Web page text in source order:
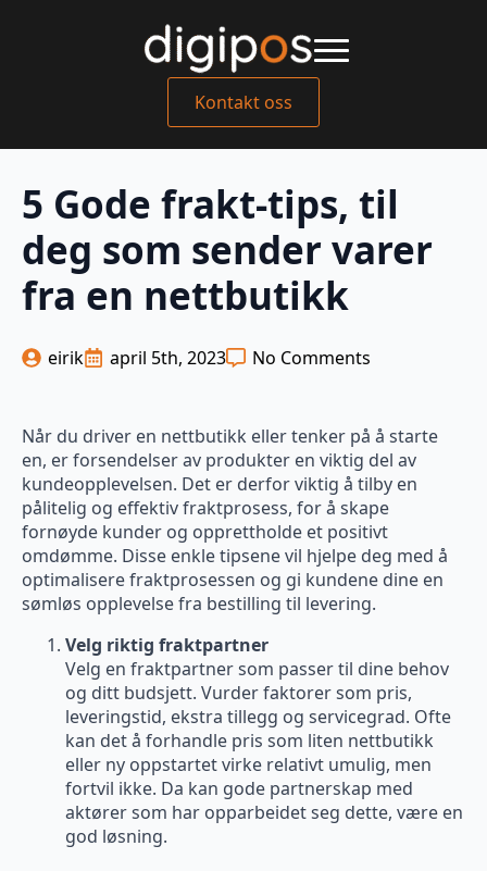
Kontakt oss
5 Gode frakt-tips, til
deg som sender varer
fra en nettbutikk
eirik april 5th, 2023 No Comments
Når du driver en nettbutikk eller tenker på å starte
en, er forsendelser av produkter en viktig del av
kundeopplevelsen. Det er derfor viktig å tilby en
pålitelig og effektiv fraktprosess, for å skape
fornøyde kunder og opprettholde et positivt
omdømme. Disse enkle tipsene vil hjelpe deg med å
optimalisere fraktprosessen og gi kundene dine en
sømløs opplevelse fra bestilling til levering.
Velg riktig fraktpartner
Velg en fraktpartner som passer til dine behov
og ditt budsjett. Vurder faktorer som pris,
leveringstid, ekstra tillegg og servicegrad. Ofte
kan det å forhandle pris som liten nettbutikk
eller ny oppstartet virke relativt umulig, men
fortvil ikke. Da kan gode partnerskap med
aktører som har opparbeidet seg dette, være en
god løsning.